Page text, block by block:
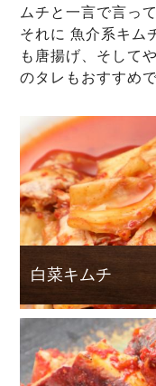
ムチと一言で言っ
それに 魚介系キム
も唐揚げ、そして
のタレもおすすめで
白菜キムチ